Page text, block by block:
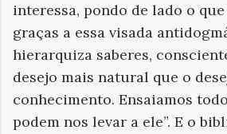
interessa, pondo de lado o
graças a essa visada
hierarquiza saberes,
desejo mais natural que o
conhecimento. Ensaiamos
podem nos levar a ele”. E o